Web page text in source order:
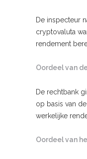
De inspecteur
cryptovaluta
rendement
Oordeel van
De rechtbank
op basis van
werkelijke
Oordeel van